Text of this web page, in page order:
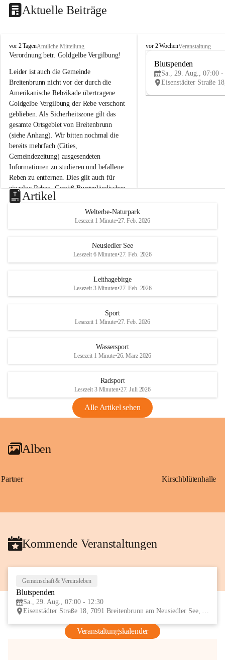
Aktuelle Beiträge
B
r
i
t
e
n
b
r
u
n
n
a
m
N
e
u
s
d
S
vor 2 TagenAmtliche Mitteilung
Verordnung betr. Goldgelbe Vergilbung!
Leider ist auch die Gemeinde
Breitenbrunn nicht vor der durch die
Amerikanische Rebzikade übertragene
Goldgelbe Vergilbung der Rebe verschont
geblieben. Als Sicherheitszone gilt das
gesamte Ortsgebiet von Breitenbrunn
(siehe Anhang). Wir bitten nochmal die
bereits mehrfach (Cities,
Gemeindezeitung) ausgesendeten
Informationen zu studieren und befallene
Reben zu entfernen. Dies gilt auch für
einzelne Reben. Gemäß Burgenländischen
Weinbaugesetz sind nicht gepflegte oder
unzulässige Weingärten zu roden! Bitte
helfen wir zusammen um unsere Winzer
vor den prognostizierten Ernteausfällen
und den daraus folgenden wirtschaftlichen
Maßnahmen zur Bekämpfung
Rebe und der Amerikanischen
Anhang VBl. EU Nr. 18
1 Seite•1,4 MB
VBl. EU Nr. 18_2026
B
e
u
e
d
r
S
vor 2 WochenVeranstaltung
Blutspenden
Sa., 29. Aug., 07:00 -
Artikel
Welterbe-Naturpark
Lesezeit 1 Minute•27. Feb. 2026
Neusiedler See
Lesezeit 6 Minuten•27. Feb. 2026
Leithagebirge
Lesezeit 3 Minuten•27. Feb. 2026
Sport
Lesezeit 1 Minute•27. Feb. 2026
Wassersport
Lesezeit 1 Minute•26. März 2026
Radsport
Lesezeit 3 Minuten•27. Juli 2026
Alle Artikel sehen
Alben
Partner Kirschblütenhalle
Kommende Veranstaltungen
Gemeinschaft & Vereinsleben
Blutspenden
Sa., 29. Aug., 07:00 - 12:30
Eisenstädter Straße 18, 7091 Breitenbrunn am Neusiedler See, AUT
Veranstaltungskalender